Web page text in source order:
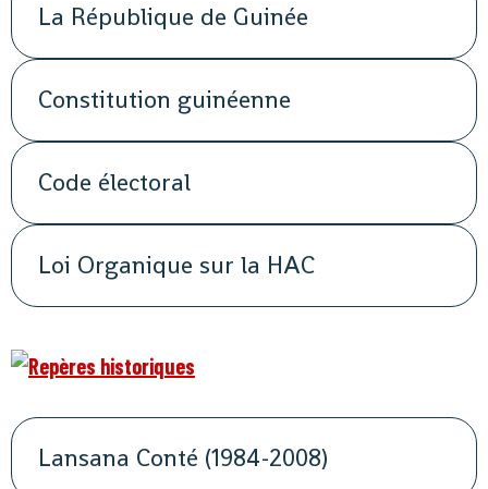
La République de Guinée
Constitution guinéenne
Code électoral
Loi Organique sur la HAC
Lansana Conté (1984-2008)